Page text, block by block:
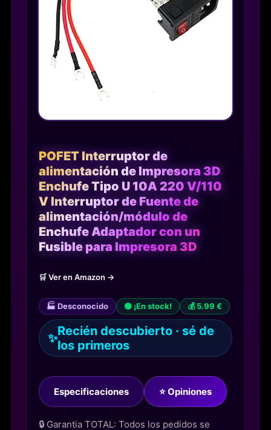
POFET Interruptor de
alimentación de Impresora 3D
Enchufe Tipo U 10A 220 V/110
V Interruptor de Fuente de
alimentación/módulo de
Enchufe Adaptador con un
Fusible para Impresora 3D
🛒 Ver en Amazon →
🏭 Desconocido 🟢 ¡En stock! 💰 5.99 €
✨Recién descubierto · sé de
los primeros
Especificaciones ⭐ Opiniones
🔒 Garantia TOTAL: Todos los pedidos se